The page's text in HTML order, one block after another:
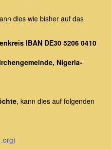
dies wie bisher auf das
IBAN DE30 5206 0410
Nigeria-
, kann dies auf folgenden